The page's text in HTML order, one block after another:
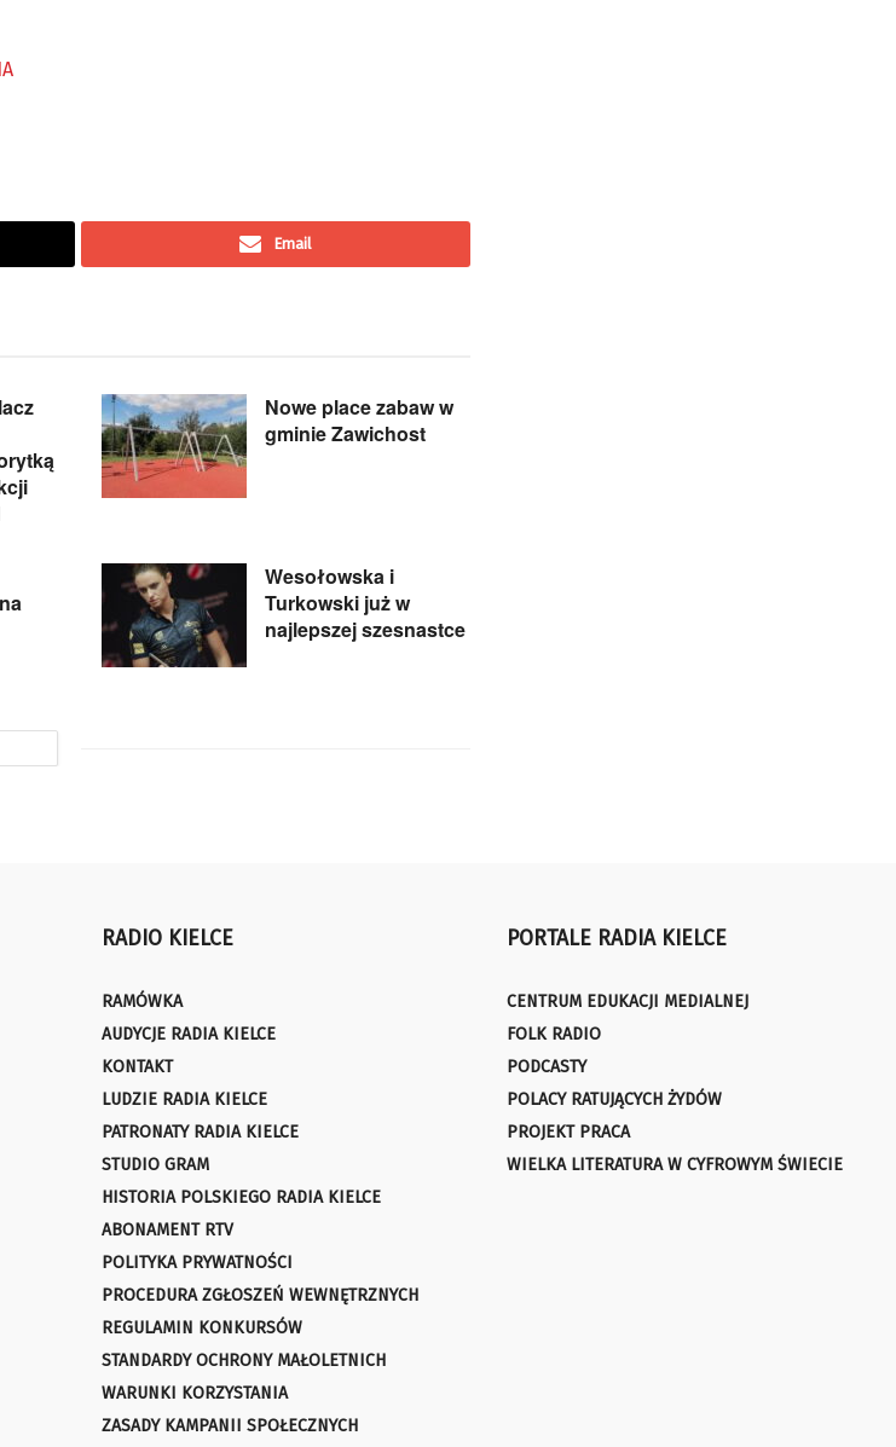
Email
Nowe place zabaw w
gminie Zawichost
Wesołowska i
Turkowski już w
najlepszej szesnastce
RADIO KIELCE
RAMÓWKA
AUDYCJE RADIA KIELCE
KONTAKT
LUDZIE RADIA KIELCE
PATRONATY RADIA KIELCE
STUDIO GRAM
HISTORIA POLSKIEGO RADIA KIELCE
ABONAMENT RTV
POLITYKA PRYWATNOŚCI
PROCEDURA ZGŁOSZEŃ WEWNĘTRZNYCH
REGULAMIN KONKURSÓW
STANDARDY OCHRONY MAŁOLETNICH
WARUNKI KORZYSTANIA
ZASADY KAMPANII SPOŁECZNYCH
PORTALE RADIA KIELCE
CENTRUM EDUKACJI MEDIALNEJ
FOLK RADIO
PODCASTY
POLACY RATUJĄCYCH ŻYDÓW
PROJEKT PRACA
WIELKA LITERATURA W CYFROWYM ŚWIECIE